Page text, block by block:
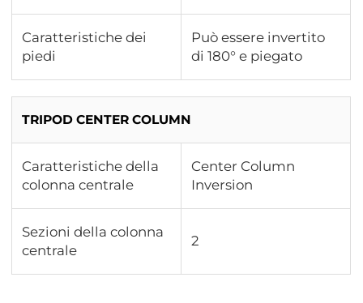
Caratteristiche dei
piedi
Può essere invertito
di 180° e piegato
TRIPOD CENTER COLUMN
Caratteristiche della
colonna centrale
Center Column
Inversion
Sezioni della colonna
centrale
2